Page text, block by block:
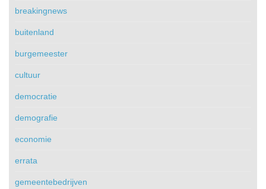
breakingnews
buitenland
burgemeester
cultuur
democratie
demografie
economie
errata
gemeentebedrijven